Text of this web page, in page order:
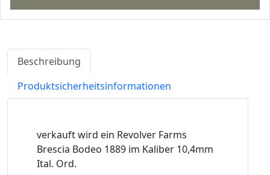
Beschreibung
Produktsicherheitsinformationen
verkauft wird ein Revolver Farms
Brescia Bodeo 1889 im Kaliber 10,4mm
Ital. Ord.